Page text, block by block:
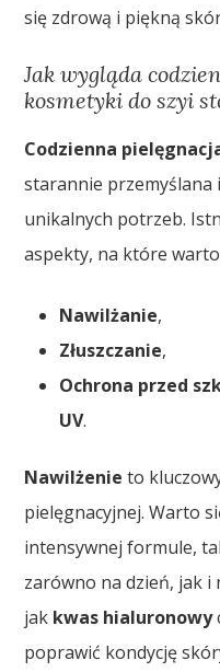
się zdrową i piękną
Jak wygląda
kosmetyki do szyi
Codzienna
starannie przemyślana
unikalnych potrzeb.
aspekty, na które
Nawilżanie,
Złuszczanie,
Ochrona przed
UV.
Nawilżenie to
pielęgnacyjnej. Warto
intensywnej formule,
zarówno na dzień, jak i
jak kwas hialuronowy
poprawić kondycję